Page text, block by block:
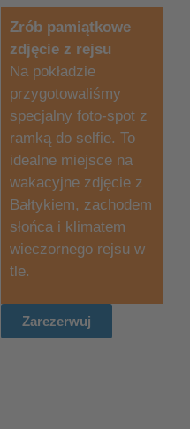
Zrób pamiątkowe
zdjęcie z rejsu
Na pokładzie
przygotowaliśmy
specjalny foto-spot z
ramką do selfie. To
idealne miejsce na
wakacyjne zdjęcie z
Bałtykiem, zachodem
słońca i klimatem
wieczornego rejsu w
tle.
Zarezerwuj